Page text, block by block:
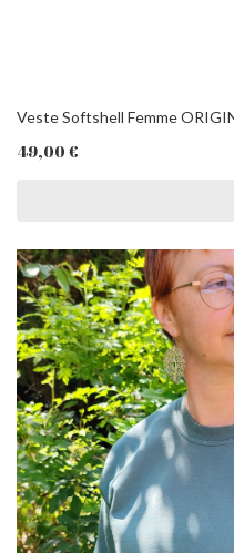
Veste Softshell Femme
49,00 €